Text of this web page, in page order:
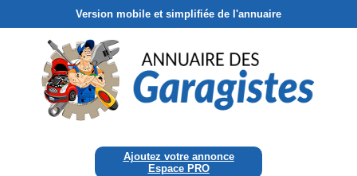
Version mobile et simplifiée de l'annuaire
Ajoutez votre annonce
Espace PRO